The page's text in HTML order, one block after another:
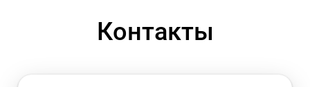
Контакты